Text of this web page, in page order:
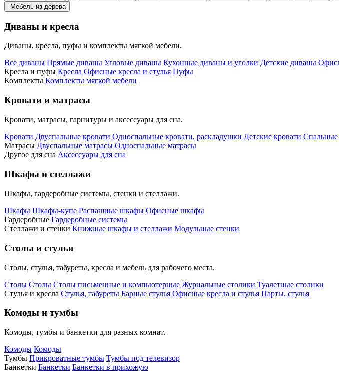
Мебель из дерева
Диваны и кресла
Диваны, кресла, пуфы и комплекты мягкой мебели.
Все диваны Прямые диваны Угловые диваны Кухонные диваны и уголки Детские диваны
Кресла и пуфы Кресла Офисные кресла и стулья Пуфы
Комплекты Комплекты мягкой мебели
Кровати и матрасы
Кровати, матрасы, гарнитуры и аксессуары для сна.
Кровати Двуспальные кровати Односпальные кровати, раскладушки Детские кровати
Матрасы Двуспальные матрасы Односпальные матрасы
Другое для сна Аксессуары для сна
Шкафы и стеллажи
Шкафы, гардеробные системы, стенки и стеллажи.
Шкафы Шкафы-купе Распашные шкафы Офисные шкафы
Гардеробные Гардеробные системы
Стеллажи и стенки Книжные шкафы и стеллажи Модульные стенки
Столы и стулья
Столы, стулья, табуреты, кресла и мебель для рабочего места.
Столы Столы Столы письменные и компьютерные Журнальные столики Туалетные столики
Стулья и кресла Стулья, табуреты Барные стулья Офисные кресла и стулья Парты, стулья
Комоды и тумбы
Комоды, тумбы и банкетки для разных комнат.
Комоды Комоды
Тумбы Прикроватные тумбы Тумбы под телевизор
Банкетки Банкетки Банкетки в прихожую